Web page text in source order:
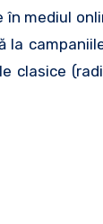
mediul
la
clasice